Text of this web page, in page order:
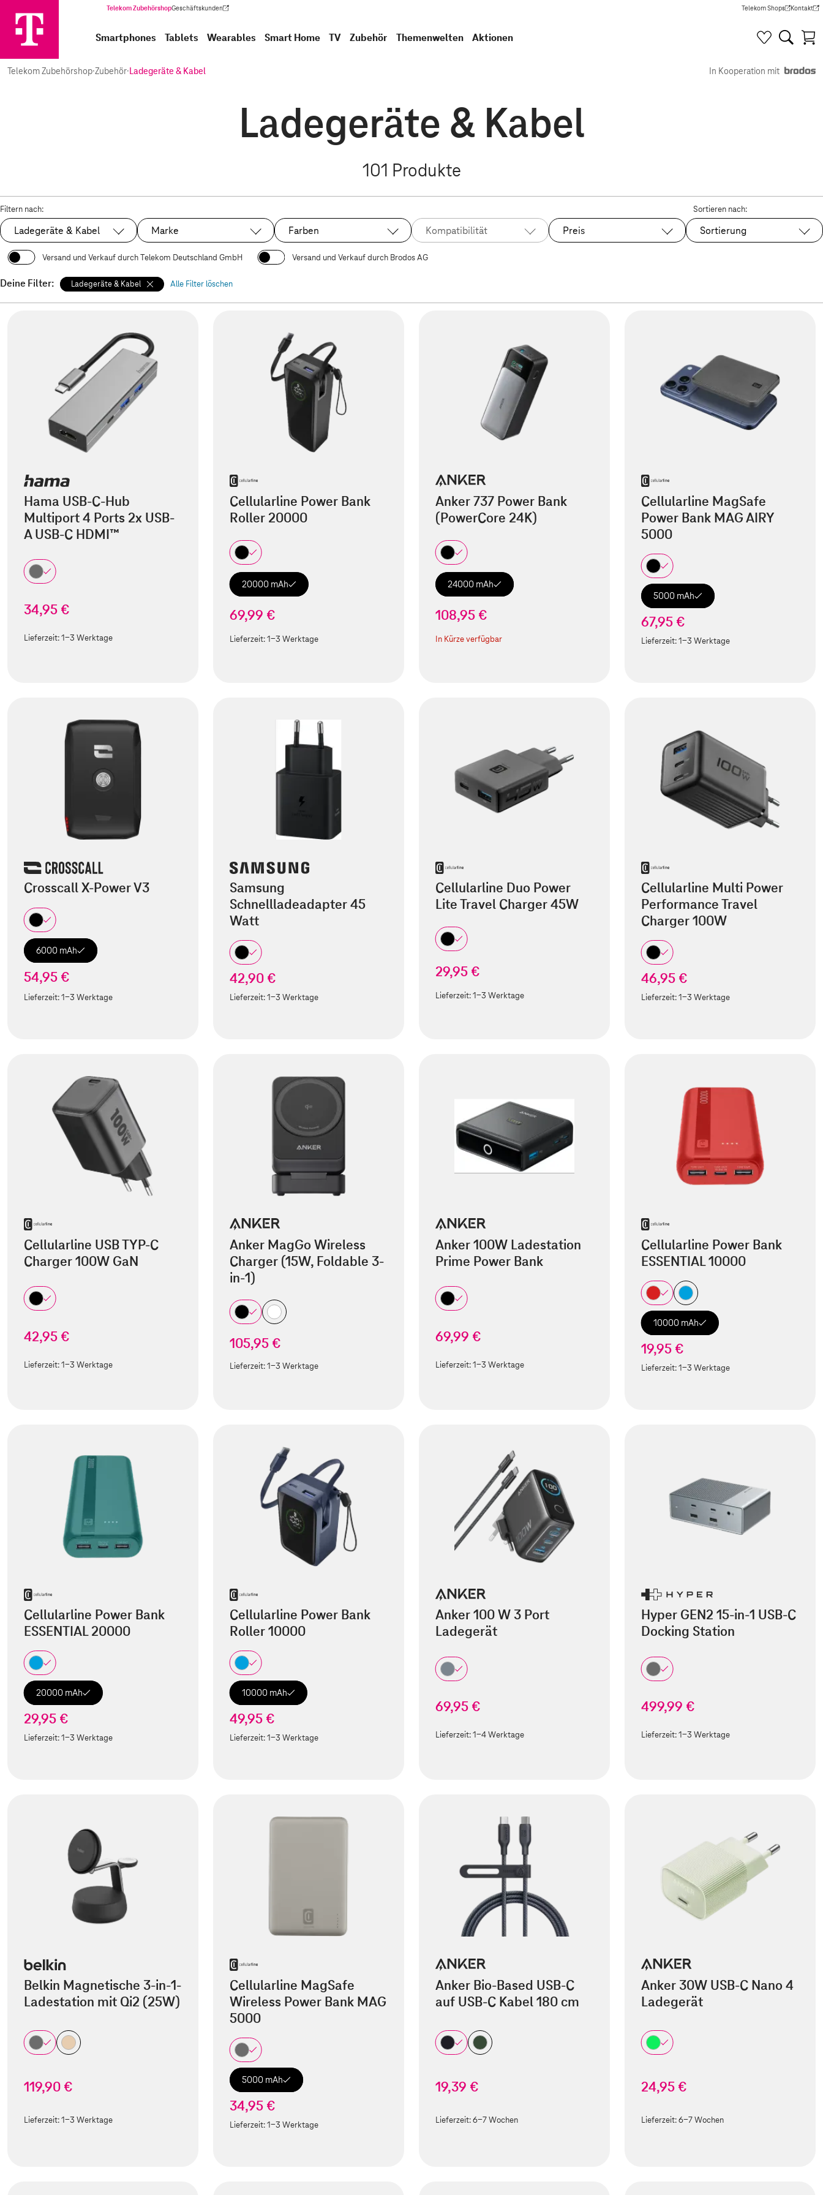
Telekom ZubehörshopGeschäftskunden
(Wird in einem neuen Tab geöffnet) Telekom Shops
(Wird in einem neuen Tab
Kontakt
(Wird in
Smartphones Tablets Wearables Smart Home TV Zubehör Themenwelten Aktionen
Telekom Zubehörshop·Zubehör·Ladegeräte & Kabel In Kooperation mit
Ladegeräte & Kabel
101 Produkte
Filtern nach:
Ausgewählt:
Ladegeräte & Kabel Marke Farben Kompatibilität Preis
Sortieren nach:
Sortierung
Versand und Verkauf durch Telekom Deutschland GmbH Versand und Verkauf durch Brodos AG
Deine Filter: Ladegeräte & Kabel Alle Filter löschen
Hama USB-C-Hub
Multiport 4 Ports 2x USB-
A USB-C HDMI™
34,95 €
Lieferzeit:1-3 Werktage
Cellularline Power Bank
Roller 20000
20000 mAh
69,99 €
Lieferzeit:1-3 Werktage
Anker 737 Power Bank
(PowerCore 24K)
24000 mAh
108,95 €
In Kürze verfügbar
Cellularline MagSafe
Power Bank MAG AIRY
5000
5000 mAh
67,95 €
Lieferzeit:1-3 Werktage
Crosscall X-Power V3
6000 mAh
54,95 €
Lieferzeit:1-3 Werktage
Samsung
Schnellladeadapter 45
Watt
42,90 €
Lieferzeit:1-3 Werktage
Cellularline Duo Power
Lite Travel Charger 45W
29,95 €
Lieferzeit:1-3 Werktage
Cellularline Multi Power
Performance Travel
Charger 100W
46,95 €
Lieferzeit:1-3 Werktage
Cellularline USB TYP-C
Charger 100W GaN
42,95 €
Lieferzeit:1-3 Werktage
Anker MagGo Wireless
Charger (15W, Foldable 3-
in-1)
105,95 €
Lieferzeit:1-3 Werktage
Anker 100W Ladestation
Prime Power Bank
69,99 €
Lieferzeit:1-3 Werktage
Cellularline Power Bank
ESSENTIAL 10000
10000 mAh
19,95 €
Lieferzeit:1-3 Werktage
Cellularline Power Bank
ESSENTIAL 20000
20000 mAh
29,95 €
Lieferzeit:1-3 Werktage
Cellularline Power Bank
Roller 10000
10000 mAh
49,95 €
Lieferzeit:1-3 Werktage
Anker 100 W 3 Port
Ladegerät
69,95 €
Lieferzeit:1-4 Werktage
Hyper GEN2 15-in-1 USB-C
Docking Station
499,99 €
Lieferzeit:1-3 Werktage
Belkin Magnetische 3-in-1-
Ladestation mit Qi2 (25W)
119,90 €
Lieferzeit:1-3 Werktage
Cellularline MagSafe
Wireless Power Bank MAG
5000
5000 mAh
34,95 €
Lieferzeit:1-3 Werktage
Anker Bio-Based USB-C
auf USB-C Kabel 180 cm
19,39 €
Lieferzeit:6-7 Wochen
Anker 30W USB-C Nano 4
Ladegerät
24,95 €
Lieferzeit:6-7 Wochen